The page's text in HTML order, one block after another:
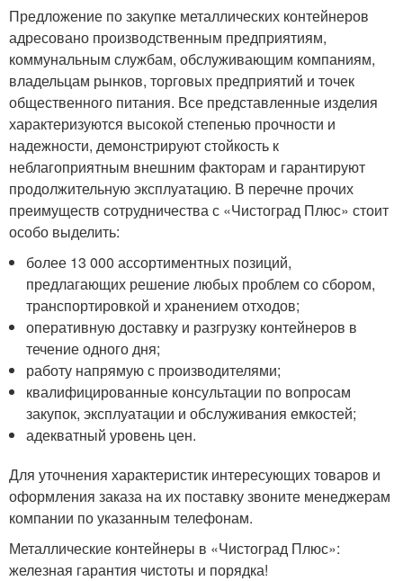
Предложение по закупке металлических контейнеров
адресовано производственным предприятиям,
коммунальным службам, обслуживающим компаниям,
владельцам рынков, торговых предприятий и точек
общественного питания. Все представленные изделия
характеризуются высокой степенью прочности и
надежности, демонстрируют стойкость к
неблагоприятным внешним факторам и гарантируют
продолжительную эксплуатацию. В перечне прочих
преимуществ сотрудничества с «Чистоград Плюс» стоит
особо выделить:
более 13 000 ассортиментных позиций,
предлагающих решение любых проблем со сбором,
транспортировкой и хранением отходов;
оперативную доставку и разгрузку контейнеров в
течение одного дня;
работу напрямую с производителями;
квалифицированные консультации по вопросам
закупок, эксплуатации и обслуживания емкостей;
адекватный уровень цен.
Для уточнения характеристик интересующих товаров и
оформления заказа на их поставку звоните менеджерам
компании по указанным телефонам.
Металлические контейнеры в «Чистоград Плюс»:
железная гарантия чистоты и порядка!